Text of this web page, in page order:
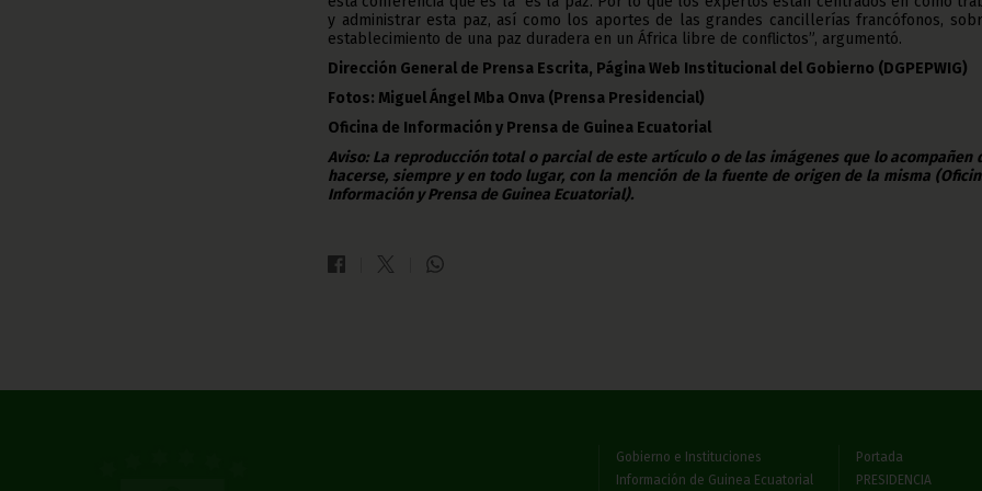
y administrar esta paz, así como los aportes de las grandes cancillerías francófonos,
establecimiento de una paz duradera en un África libre de conflictos”, argumentó.
Dirección General de Prensa Escrita, Página Web Institucional del Gobierno (DGPEPWIG)
Fotos: Miguel Ángel Mba Onva (Prensa Presidencial)
Oficina de Información y Prensa de Guinea Ecuatorial
Aviso: La reproducción total o parcial de este artículo o de las imágenes que lo acompañen
hacerse, siempre y en todo lugar, con la mención de la fuente de origen de la misma
Información y Prensa de Guinea Ecuatorial).
Gobierno e Instituciones
Información de Guinea Ecuatorial
Portada
PRESIDENCIA